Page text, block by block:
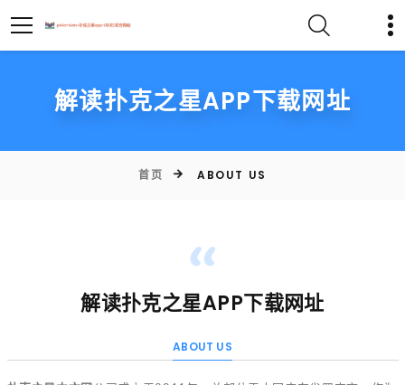
解读扑克之星APP下载网址
首页 ABOUT US
解读扑克之星APP下载网址
ABOUT US